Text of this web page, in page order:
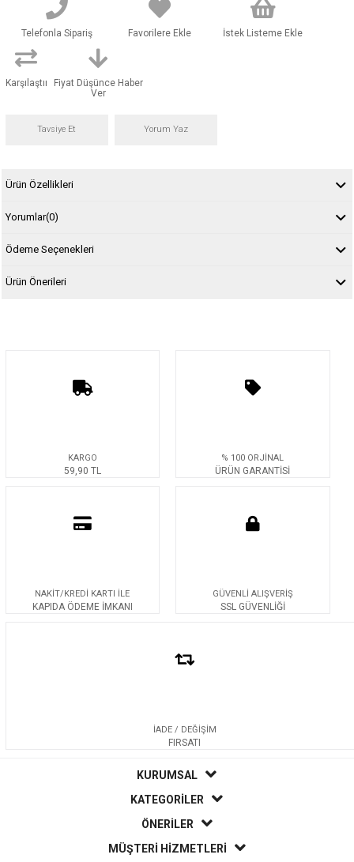
Telefonla Sipariş Favorilere Ekle İstek Listeme Ekle
Karşılaştır
Fiyat Düşünce Haber
Ver
Tavsiye Et Yorum Yaz
Ürün Özellikleri
Yorumlar(0)
Ödeme Seçenekleri
Ürün Önerileri
KARGO
59,90 TL
% 100 ORJİNAL
ÜRÜN GARANTİSİ
NAKİT/KREDİ KARTI İLE
KAPIDA ÖDEME İMKANI
GÜVENLİ ALIŞVERİŞ
SSL GÜVENLİĞİ
İADE / DEĞİŞİM
FIRSATI
KURUMSAL
KATEGORİLER
ÖNERİLER
MÜŞTERİ HİZMETLERİ